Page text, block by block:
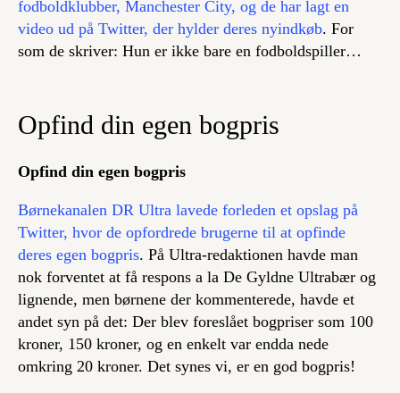
fodboldklubber, Manchester City, og de har lagt en
video ud på Twitter, der hylder deres nyindkøb. For
som de skriver: Hun er ikke bare en fodboldspiller…
Opfind din egen bogpris
Opfind din egen bogpris
Børnekanalen DR Ultra lavede forleden et opslag på
Twitter, hvor de opfordrede brugerne til at opfinde
deres egen bogpris. På Ultra-redaktionen havde man
nok forventet at få respons a la De Gyldne Ultrabær og
lignende, men børnene der kommenterede, havde et
andet syn på det: Der blev foreslået bogpriser som 100
kroner, 150 kroner, og en enkelt var endda nede
omkring 20 kroner. Det synes vi, er en god bogpris!